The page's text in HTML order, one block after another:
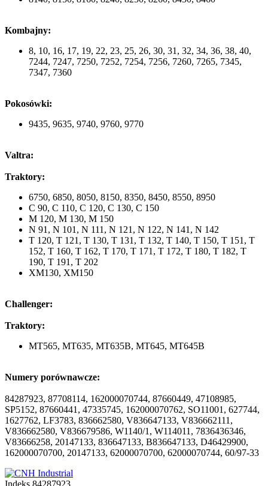
Kombajny:
8, 10, 16, 17, 19, 22, 23, 25, 26, 30, 31, 32, 34, 36, 38, 40,
7244, 7247, 7250, 7252, 7254, 7256, 7260, 7265, 7345,
7347, 7360
Pokosówki:
9435, 9635, 9740, 9760, 9770
Valtra:
Traktory:
6750, 6850, 8050, 8150, 8350, 8450, 8550, 8950
C 90, C 110, C 120, C 130, C 150
M 120, M 130, M 150
N 91, N 101, N 111, N 121, N 122, N 141, N 142
T 120, T 121, T 130, T 131, T 132, T 140, T 150, T 151, T
152, T 160, T 162, T 170, T 171, T 172, T 180, T 182, T
190, T 191, T 202
XM130, XM150
Challenger:
Traktory:
MT565, MT635, MT635B, MT645, MT645B
Numery porównawcze:
84287923, 87708114, 162000070744, 87660449, 47108985,
SP5152, 87660441, 47335745, 162000070762, SO11001, 627744,
1627762, LF3783, 836662580, V836647133, V836662111,
V836662580, V836679586, W1140/1, W114011, 7836436346,
V83666258, 20147133, 836647133, B836647133, D46429900,
162000070700, 20147133, 62000070700, 62000070744, 60/97-33